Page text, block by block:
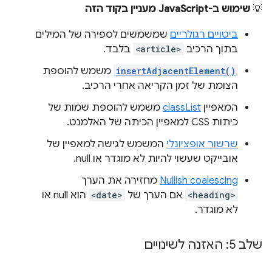
💡 שימוש ב-JavaScript מעניין בקוד הזה
ביטויים רגולריים שמשמשים לספירה של המילים
בתוך הרכיב <article> בלבד.
insertAdjacentElement() משמש להוספת
הצומת של זמן הקריאה אחרי הרכיב.
המאפיין classList משמש להוספת שמות של
כיתות CSS למאפיין הכיתה של האלמנט.
שרשור אופציונלי המשמש לגישה למאפיין של
אובייקט שעשוי להיות לא מוגדר או null.
Nullish coalescing מחזירה את הערך
<heading> אם הערך של <date>
הוא null או
לא מוגדר.
שלב 5: האזנה לשינויים